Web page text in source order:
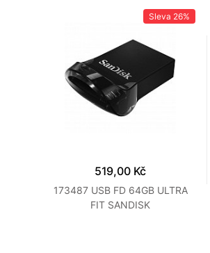
Sleva 26%
519,00 Kč
173487 USB FD 64GB ULTRA
FIT SANDISK